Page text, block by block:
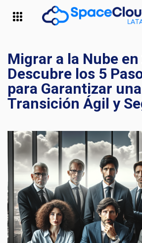
Migrar a la Nube
Descubre los 5
para Garantizar una
Transición Ágil y